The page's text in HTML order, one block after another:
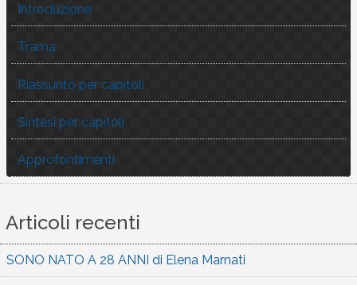
Introduzione
Trama
Riassunto per capitoli
Sintesi per capitoli
Approfontimenti
Articoli recenti
SONO NATO A 28 ANNI di Elena Marnati